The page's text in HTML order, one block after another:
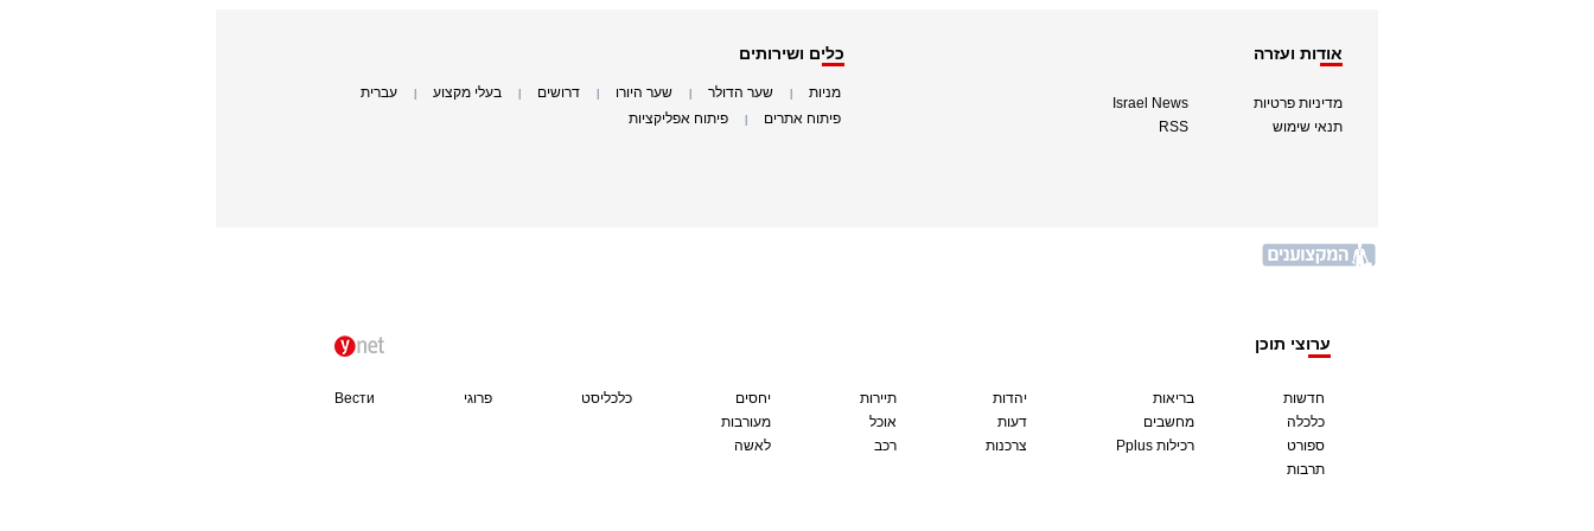
אודות ועזרה
מדיניות פרטיות
תנאי שימוש
Israel News
RSS
כלים ושירותים
מניות שער הדולר שער היורו דרושים בעלי מקצוע עברית
פיתוח אתרים פיתוח אפליקציות
ערוצי תוכן
חדשות
כלכלה
ספורט
תרבות
בריאות
מחשבים
Pplus רכילות
יהדות
דעות
צרכנות
תיירות
אוכל
רכב
יחסים
מעורבות
לאשה
כלכליסט פרוגי Вести